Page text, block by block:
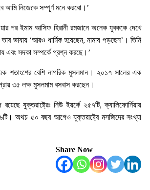
আমি নিজেকে সম্পূর্ণ মনে করবো।’
পর ইমাম আসিফ হিরানী রমজানে অনেক যুবককে দেখে
ভাষায় ‘আরও ধার্মিক হয়েছেন, নামায পড়ছেন’। তিনি
এবং সদকা সম্পর্কে প্রশ্ন করছে।’
শতাংশের বেশি নাগরিক মুসলমান। ২০১৭ সালের এক
৩৫ লক্ষ মুসলমাম বসবাস করছেন।
যুক্তরাষ্ট্রেঃ নিউ ইয়র্কে ২৫৭টি, ক্যালিফোর্নিয়ায়
অথচ ৫০ বছর আগেও যুক্তরাষ্ট্রে মসজিদের সংখ্যা
Share Now